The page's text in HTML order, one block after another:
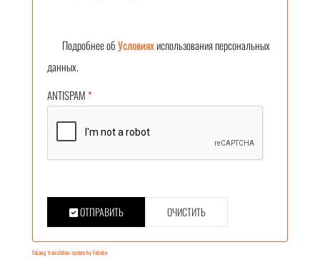
Подробнее обУсловияхиспользования персональных
данных.
ANTISPAM*
ОТПРАВИТЬ ОЧИСТИТЬ
FaLang translation system by Faboba